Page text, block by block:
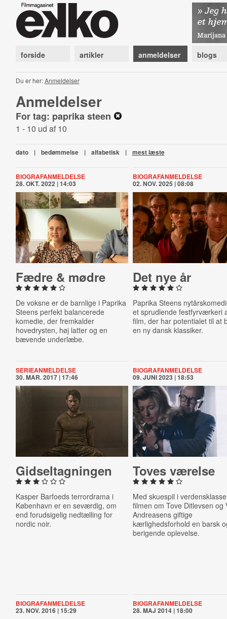
forside artikler anmeldelser blogs
Du er her:Anmeldelser
Anmeldelser
For tag: paprika steen
1 - 10 ud af 10
dato | bedømmelse | alfabetisk | mest læste
BIOGRAFANMELDELSE
28. OKT. 2022 | 14:03
Fædre & mødre
De voksne er de barnlige i Paprika
Steens perfekt balancerede
komedie, der fremkalder
hovedrysten, høj latter og en
bævende underlæbe.
BIOGRAFANMELDELSE
02. NOV. 2025 | 08:08
Det nye år
Paprika Steens
et sprudlende festfyrværkeri
film, der har potentialet til at
en ny dansk klassiker.
SERIEANMELDELSE
30. MAR. 2017 | 17:46
Gid­sel­tag­nin­gen
Kasper Barfoeds terrordrama i
København er en seværdig, om
end forudsigelig nedtælling for
nordic noir.
BIOGRAFANMELDELSE
09. JUNI 2023 | 18:53
Toves værelse
Med skuespil i
filmen om Tove Ditlevsen og
Andreasens giftige
kærlighedsforhold en barsk
berigende oplevelse.
BIOGRAFANMELDELSE
23. NOV. 2016 | 15:29
BIOGRAFANMELDELSE
28. MAJ 2014 | 18:00